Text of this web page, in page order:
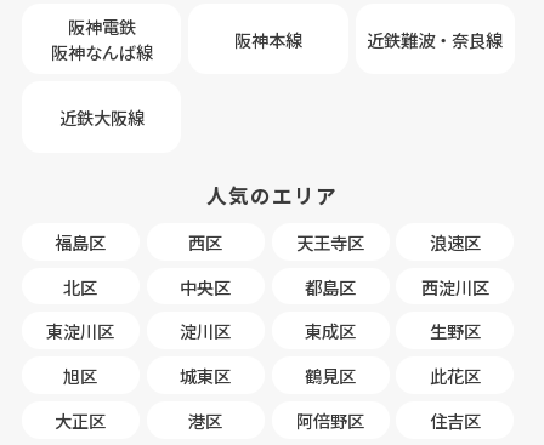
阪神電鉄
阪神なんば線
阪神本線 近鉄難波・奈良線
近鉄大阪線
人気のエリア
福島区 西区 天王寺区
浪速区
北区
中央区 都島区
西淀川区
東淀川区
淀川区 東成区
生野区
旭区
城東区 鶴見区
此花区
大正区
港区 阿倍野区
住吉区